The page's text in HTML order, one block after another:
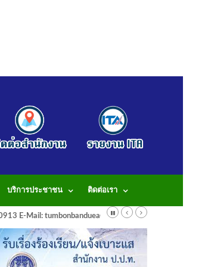
บริการประชาชน ติดต่อเรา
E-Mail: tumbonbanduea@gmail.com